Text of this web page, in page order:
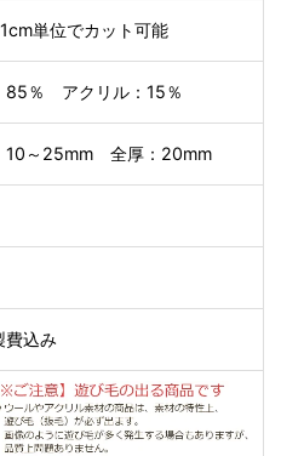
単位でカット可能
85％ アクリル：15％
10～25mm 全厚：20mm
費込み